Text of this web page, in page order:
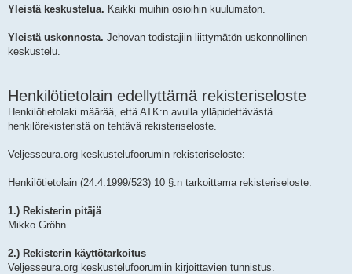
Yleistä keskustelua. Kaikki muihin osioihin kuulumaton.
Yleistä uskonnosta. Jehovan todistajiin liittymätön uskonnollinen
keskustelu.
Henkilötietolain edellyttämä rekisteriseloste
Henkilötietolaki määrää, että ATK:n avulla ylläpidettävästä
henkilörekisteristä on tehtävä rekisteriseloste.
Veljesseura.org keskustelufoorumin rekisteriseloste:
Henkilötietolain (24.4.1999/523) 10 §:n tarkoittama rekisteriseloste.
1.) Rekisterin pitäjä
Mikko Gröhn
2.) Rekisterin käyttötarkoitus
Veljesseura.org keskustelufoorumiin kirjoittavien tunnistus.